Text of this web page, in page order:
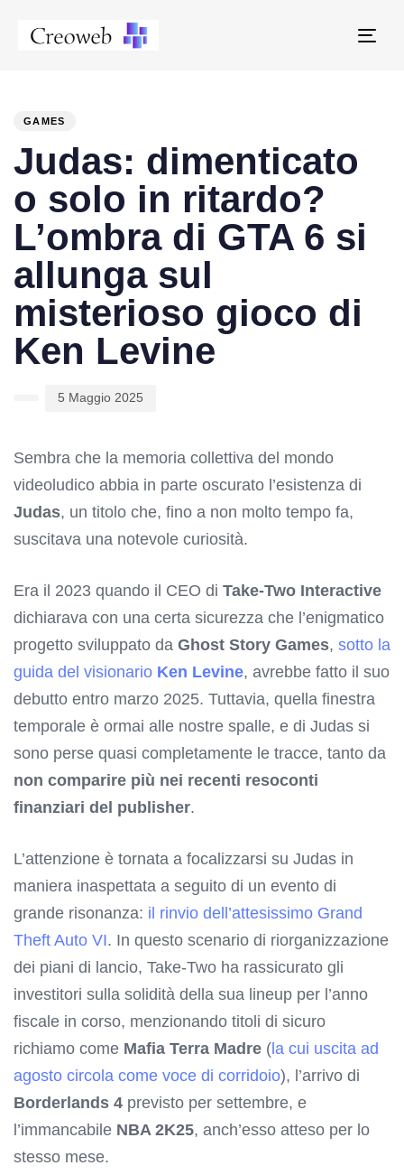
GAMES
Judas: dimenticato
o solo in ritardo?
L’ombra di GTA 6 si
allunga sul
misterioso gioco di
Ken Levine
5 Maggio 2025
Sembra che la memoria collettiva del mondo
videoludico abbia in parte oscurato l’esistenza di
Judas, un titolo che, fino a non molto tempo fa,
suscitava una notevole curiosità.
Era il 2023 quando il CEO di Take-Two Interactive
dichiarava con una certa sicurezza che l’enigmatico
progetto sviluppato da Ghost Story Games, sotto la
guida del visionario Ken Levine, avrebbe fatto il suo
debutto entro marzo 2025. Tuttavia, quella finestra
temporale è ormai alle nostre spalle, e di Judas si
sono perse quasi completamente le tracce, tanto da
non comparire più nei recenti resoconti
finanziari del publisher.
L’attenzione è tornata a focalizzarsi su Judas in
maniera inaspettata a seguito di un evento di
grande risonanza: il rinvio dell’attesissimo Grand
Theft Auto VI. In questo scenario di riorganizzazione
dei piani di lancio, Take-Two ha rassicurato gli
investitori sulla solidità della sua lineup per l’anno
fiscale in corso, menzionando titoli di sicuro
richiamo come Mafia Terra Madre (la cui uscita ad
agosto circola come voce di corridoio), l’arrivo di
Borderlands 4 previsto per settembre, e
l’immancabile NBA 2K25, anch’esso atteso per lo
stesso mese.